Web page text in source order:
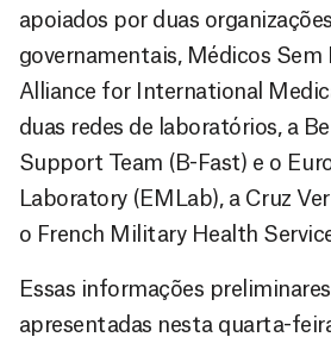
apoiados por duas
governamentais, Médicos Sem
Alliance for International
duas redes de laboratórios, a
Support Team (B-Fast) e o
Laboratory (EMLab), a Cruz
o French Military Health
Essas informações
apresentadas nesta quarta-